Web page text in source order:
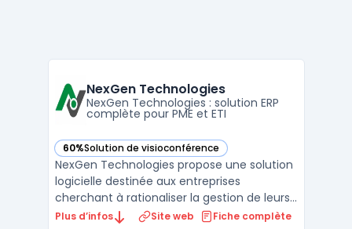
NexGen Technologies
NexGen Technologies : solution ERP
complète pour PME et ETI
60%Solution de visioconférence
— voir NexGen Technologies dans cette catégorie
NexGen Technologies propose une solution
logicielle destinée aux entreprises
cherchant à rationaliser la gestion de leurs
processus internes. Le logiciel répond à la
Plus d’infos Site web Fiche complète